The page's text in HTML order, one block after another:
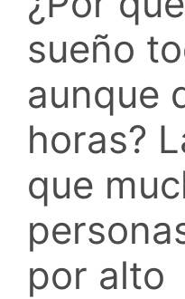
sueño
aunque
horas?
que
por alto